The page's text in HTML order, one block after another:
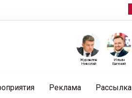
Ильин
Евгений
Журавлев
Николай
Реклама Рассылка